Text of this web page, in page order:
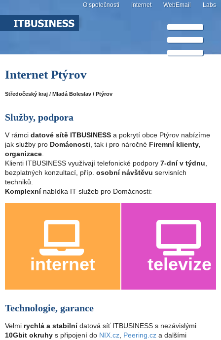
O společnosti Internet WebEmail Labs
Internet Ptýrov
Středočeský kraj / Mladá Boleslav / Ptýrov
Služby, podpora
V rámci datové sítě ITBUSINESS a pokrytí obce Ptýrov nabízíme
jak služby pro Domácnosti , tak i pro náročné Firemní klienty,
organizace
Klienti ITBUSINESS využívají telefonické podpory 7-dní v týdnu
bezplatných konzultací, příp. osobní návštěvu servisních
techniků.
Komplexnínabídka IT služeb pro Domácnosti:
internet televize
Technologie, garance
Velmi rychlá a stabilnídatová síť ITBUSINESS s nezávislými
10Gbit okruhy s připojení do NIX.cz, Peering.cz a dalšími